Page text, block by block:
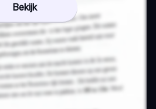
Bekijk